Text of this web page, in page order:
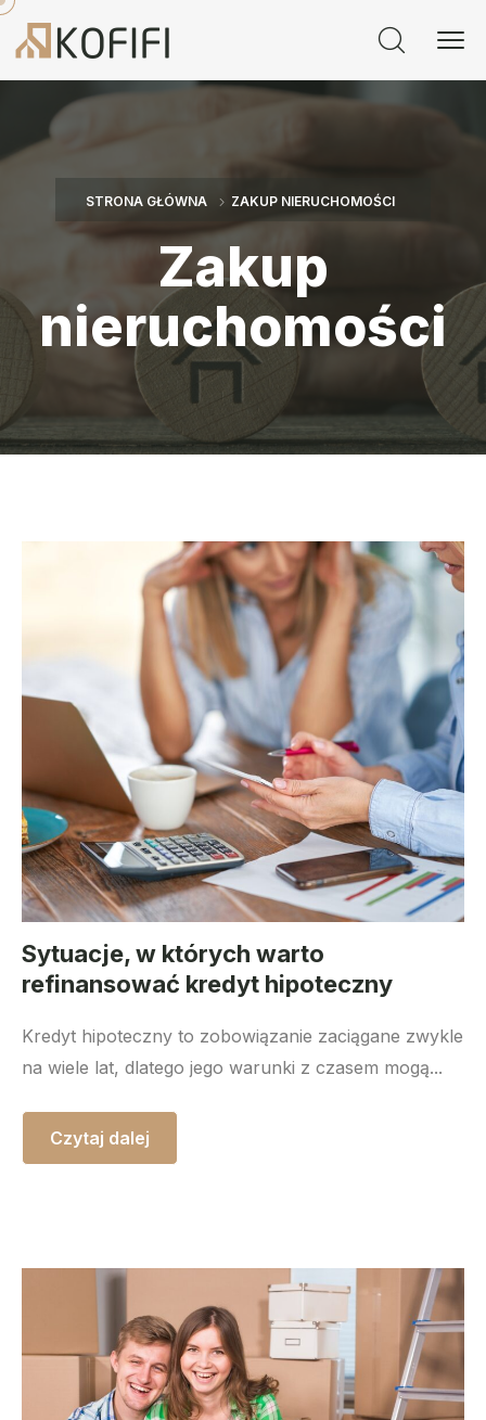
STRONA GŁÓWNA ZAKUP NIERUCHOMOŚCI
Zakup
nieruchomości
Sytuacje, w których warto
refinansować kredyt hipoteczny
Kredyt hipoteczny to zobowiązanie zaciągane zwykle
na wiele lat, dlatego jego warunki z czasem mogą...
Czytaj dalej